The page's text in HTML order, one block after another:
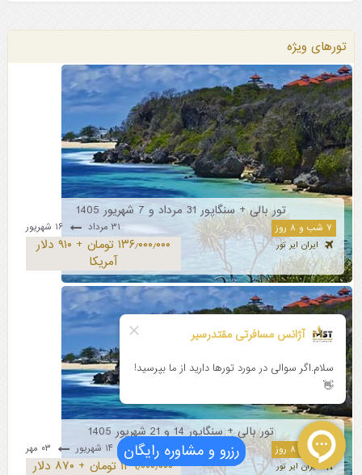
تورهای ویژه
تور بالی + سنگاپور 31 مرداد و 7 شهریور 1405
۷ شب و ۸ روز ۳۱ مرداد ۱۶ شهریور
ایران ایر تور
۱۳۶٫۰۰۰٫۰۰۰ تومان + ۹۱۰ دلار
آمریکا
تور بالی + سنگاپور 14 و 21 شهریور 1405
۷ شب و ۸ روز ۱۴ شهریور
ایران ایر تور
۱۳۹٫۰۰۰٫۰۰۰ تومان + ۸۷۰ دلار
رزرو و مشاوره رایگان